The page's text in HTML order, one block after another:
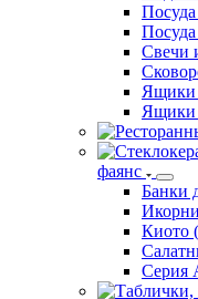
Посуда
Свечи
Ящики
Ящики
фаянс
Банки
Киото
Серия